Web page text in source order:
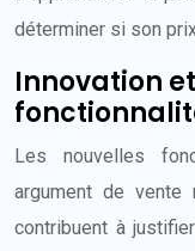
déterminer si son
Innovation
Les nouvelles
argument de vente
contribuent à